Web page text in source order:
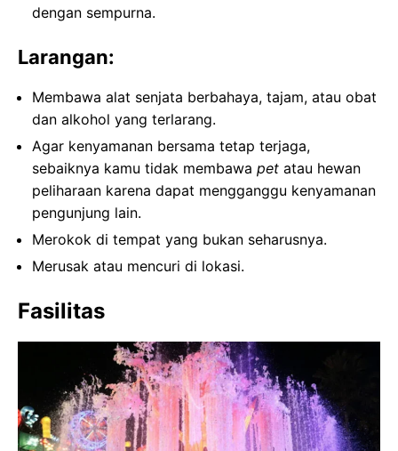
dengan sempurna.
Larangan:
Membawa alat senjata berbahaya, tajam, atau obat
dan alkohol yang terlarang.
Agar kenyamanan bersama tetap terjaga,
sebaiknya kamu tidak membawa pet atau hewan
peliharaan karena dapat mengganggu kenyamanan
pengunjung lain.
Merokok di tempat yang bukan seharusnya.
Merusak atau mencuri di lokasi.
Fasilitas